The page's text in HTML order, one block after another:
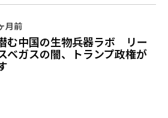
月前
む中国の生物兵器ラボ リー
ベガスの闇、トランプ政権が